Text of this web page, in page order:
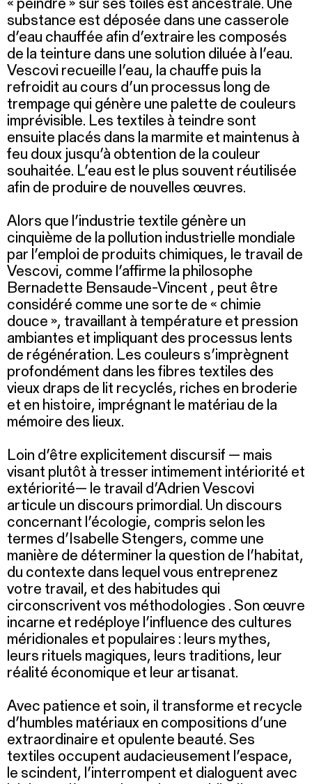
« peindre » sur ses toiles est ancestrale. Une
substance est déposée dans une casserole
d’eau chauffée afin d’extraire les composés
de la teinture dans une solution diluée à l’eau.
Vescovi recueille l’eau, la chauffe puis la
refroidit au cours d’un processus long de
trempage qui génère une palette de couleurs
imprévisible. Les textiles à teindre sont
ensuite placés dans la marmite et maintenus à
feu doux jusqu’à obtention de la couleur
souhaitée. L’eau est le plus souvent réutilisée
afin de produire de nouvelles œuvres.
Alors que l’industrie textile génère un
cinquième de la pollution industrielle mondiale
par l’emploi de produits chimiques, le travail de
Vescovi, comme l’affirme la philosophe
Bernadette Bensaude-Vincent , peut être
considéré comme une sorte de « chimie
douce », travaillant à température et pression
ambiantes et impliquant des processus lents
de régénération. Les couleurs s’imprègnent
profondément dans les fibres textiles des
vieux draps de lit recyclés, riches en broderie
et en histoire, imprégnant le matériau de la
mémoire des lieux.
Loin d’être explicitement discursif — mais
visant plutôt à tresser intimement intériorité et
extériorité— le travail d’Adrien Vescovi
articule un discours primordial. Un discours
concernant l’écologie, compris selon les
termes d’Isabelle Stengers, comme une
manière de déterminer la question de l’habitat,
du contexte dans lequel vous entreprenez
votre travail, et des habitudes qui
circonscrivent vos méthodologies . Son œuvre
incarne et redéploye l’influence des cultures
méridionales et populaires : leurs mythes,
leurs rituels magiques, leurs traditions, leur
réalité économique et leur artisanat.
Avec patience et soin, il transforme et recycle
d’humbles matériaux en compositions d’une
extraordinaire et opulente beauté. Ses
textiles occupent audacieusement l’espace,
le scindent, l’interrompent et dialoguent avec